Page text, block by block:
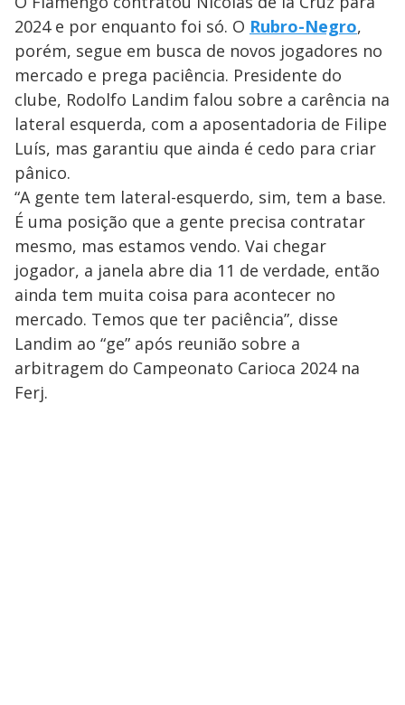
2024 e por enquanto foi só. O Rubro-Negro,
porém, segue em busca de novos jogadores no
mercado e prega paciência. Presidente do
clube, Rodolfo Landim falou sobre a carência na
lateral esquerda, com a aposentadoria de Filipe
Luís, mas garantiu que ainda é cedo para criar
pânico.
“A gente tem lateral-esquerdo, sim, tem a base.
É uma posição que a gente precisa contratar
mesmo, mas estamos vendo. Vai chegar
jogador, a janela abre dia 11 de verdade, então
ainda tem muita coisa para acontecer no
mercado. Temos que ter paciência”, disse
Landim ao “ge” após reunião sobre a
arbitragem do Campeonato Carioca 2024 na
Ferj.